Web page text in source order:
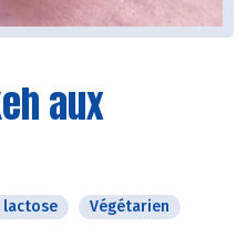
aux
lactose Végétarien